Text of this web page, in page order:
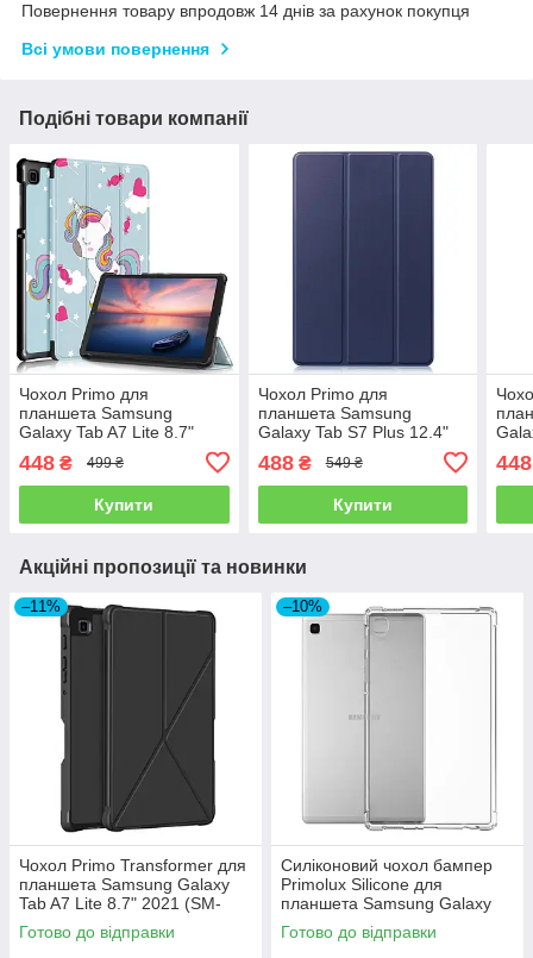
Повернення товару впродовж 14 днів за рахунок покупця
Всі умови повернення
Подібні товари компанії
Чохол Primo для
планшета Samsung
Galaxy Tab A7 Lite 8.7"
2021 (SM-T220 / SM-T225
) Slim - Unicorn
448 ₴ 499 ₴
Купити
Чохол Primo для
планшета Samsung
Galaxy Tab S7 Plus 12.4"
(SM-T970 / SM-T975) Slim
- Dark Blue
488₴ 549 ₴
Купити
)
448
Акційні пропозиції та новинки
–11%
Чохол Primo Transformer для
планшета Samsung Galaxy
Tab A7 Lite 8.7" 2021 (SM-
T220 / SM-T225 ) - Black
Готово до відправки
–10%
Силіконовий чохол бампер
Primolux Silicone для
планшета Samsung Galaxy
Tab A7 Lite 8.7" 2021 (SM-
T220 / SM-T225) - Clear
Готово до відправки